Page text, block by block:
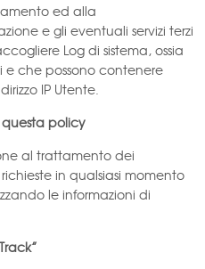
ed alla
e gli eventuali servizi terzi
Log di sistema, ossia
e che possono contenere
IP Utente.
policy
al trattamento dei
in qualsiasi momento
le informazioni di